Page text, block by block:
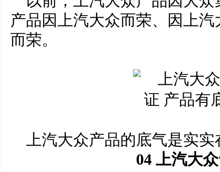
产品因上汽大众而荣、因上
而荣。
上汽大众产品的底气是实
​04 上汽大